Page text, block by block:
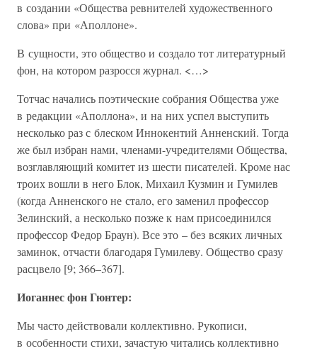
в создании «Общества ревнителей художественного
слова» при «Аполлоне».
В сущности, это общество и создало тот литературный
фон, на котором разросся журнал. <…>
Тотчас начались поэтические собрания Общества уже
в редакции «Аполлона», и на них успел выступить
несколько раз с блеском Иннокентий Анненский. Тогда
же был избран нами, членами-учредителями Общества,
возглавляющий комитет из шести писателей. Кроме нас
троих вошли в него Блок, Михаил Кузмин и Гумилев
(когда Анненского не стало, его заменил профессор
Зелинский, а несколько позже к нам присоединился
профессор Федор Браун). Все это – без всяких личных
заминок, отчасти благодаря Гумилеву. Общество сразу
расцвело [9; 366–367].
Иоганнес фон Гюнтер:
Мы часто действовали коллективно. Рукописи,
в особенности стихи, зачастую читались коллективно